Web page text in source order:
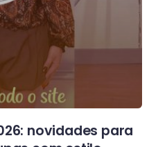
novidades para